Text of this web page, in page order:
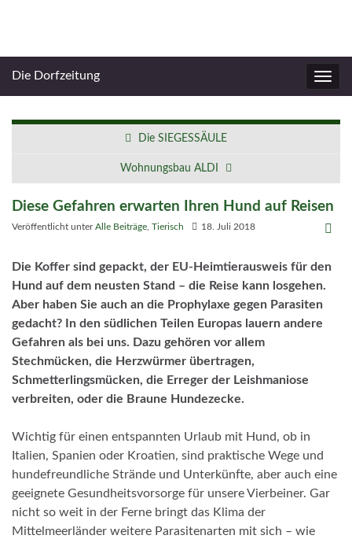
Die Dorfzeitung
Die SIEGESSÄULE
Wohnungsbau ALDI
Diese Gefahren erwarten Ihren Hund auf Reisen
Veröffentlicht unterAlle Beiträge Tierisch 18. Juli 2018
Die Koffer sind gepackt, der EU-Heimtierausweis für den
Hund auf dem neusten Stand – die Reise kann losgehen.
Aber haben Sie auch an die Prophylaxe gegen Parasiten
gedacht? In den südlichen Teilen Europas lauern andere
Gefahren als bei uns. Dazu gehören vor allem
Stechmücken, die Herzwürmer übertragen,
Schmetterlingsmücken, die Erreger der Leishmaniose
verbreiten, oder die Braune Hundezecke.
Wichtig für einen entspannten Urlaub mit Hund, ob in
Italien, Spanien oder Kroatien, sind praktische Wege und
hundefreundliche Strände und Unterkünfte, aber auch eine
geeignete Gesundheitsvorsorge für unsere Vierbeiner. Gar
nicht so weit in der Ferne bringt das Klima der
Mittelmeerländer weitere Parasitenarten mit sich – wie